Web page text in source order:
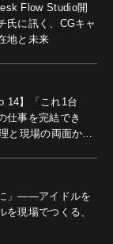
Flow Studio開
氏に訊く、CGキャ
地と未来
14】「これ1台
仕事を完結でき
と現場の両面から
」――アイドルを
現場でつくる、